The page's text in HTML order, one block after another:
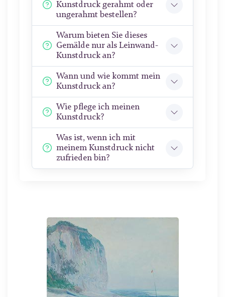
Kunstdruck gerahmt oder
ungerahmt bestellen?
Warum bieten Sie dieses
Gemälde nur als Leinwand-
Kunstdruck an?
Wann und wie kommt mein
Kunstdruck an?
Wie pflege ich meinen
Kunstdruck?
Was ist, wenn ich mit
meinem Kunstdruck nicht
zufrieden bin?